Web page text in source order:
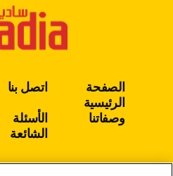
الصفحة
الرئيسية
وصفاتنا
اتصل بنا
الأسئلة
الشائعة